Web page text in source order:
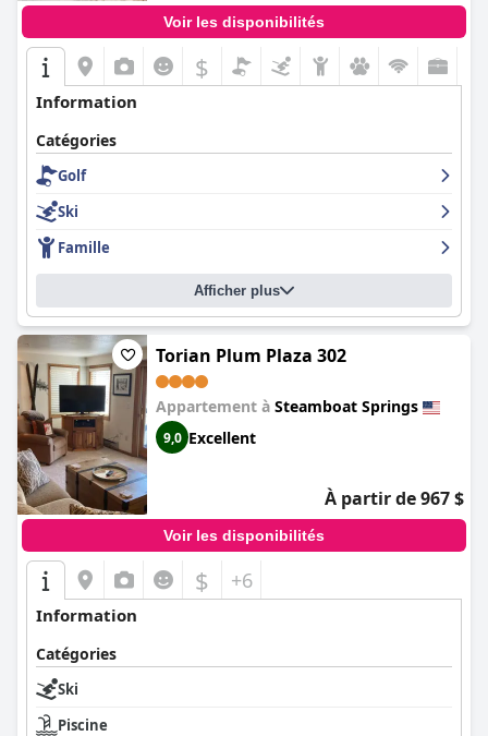
Voir les disponibilités
$
Information
Catégories
Golf
Ski
Famille
Afficher plus
Torian Plum Plaza 302
Appartement à Steamboat Springs
9,0 Excellent
À partir de 967 $
Voir les disponibilités
$ +6
Information
Catégories
Ski
Piscine